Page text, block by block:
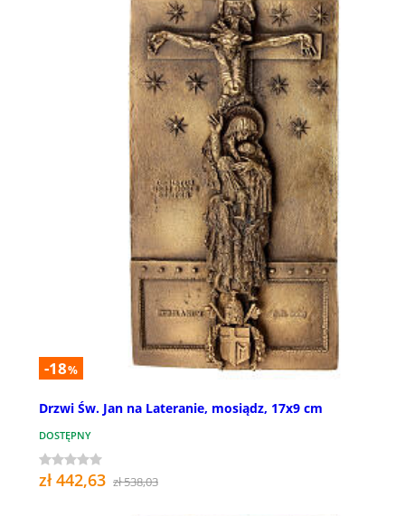
-18%
Drzwi Św. Jan na Lateranie, mosiądz, 17x9 cm
DOSTĘPNY
zł 442,63 zł 538,03